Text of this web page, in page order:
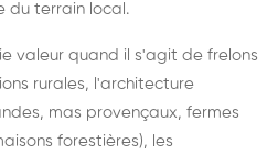
du terrain local.
valeur quand il s'agit de frelons
rurales, l'architecture
mas provençaux, fermes
forestières), les